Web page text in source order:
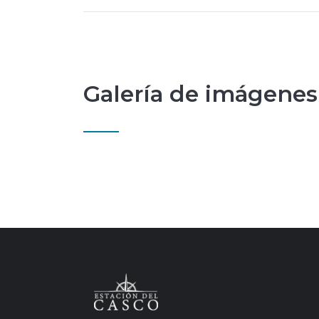
Galería de imágenes